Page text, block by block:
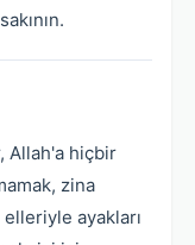
Allah'a hiçbir
zina
ayakları